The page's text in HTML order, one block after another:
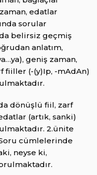
edatlar
sorular
belirsiz geçmiş
anlatım,
geniş zaman,
fiiller (-(y)Ip, -mAdAn)
dönüşlü fiil, zarf
(artık, sanki)
2.ünite
cümlelerinde
neyse ki,